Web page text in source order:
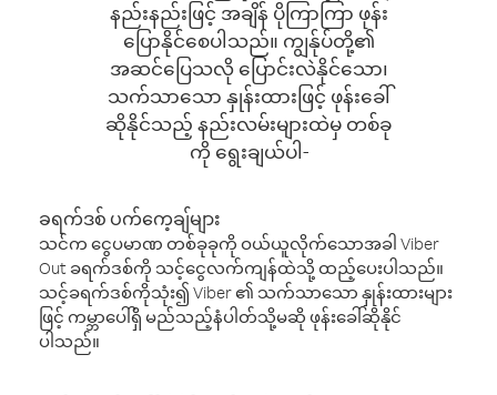
နည်းနည်းဖြင့် အချိန် ပိုကြာကြာ ဖုန်း
ပြောနိုင်စေပါသည်။ ကျွန်ုပ်တို့၏
အဆင်ပြေသလို ပြောင်းလဲနိုင်သော၊
သက်သာသော နှုန်းထားဖြင့် ဖုန်းခေါ်
ဆိုနိုင်သည့် နည်းလမ်းများထဲမှ တစ်ခု
ကို ရွေးချယ်ပါ-
ခရက်ဒစ် ပက်ကေ့ချ်များ
သင်က ငွေပမာဏ တစ်ခုခုကို ဝယ်ယူလိုက်သောအခါ Viber
Out ခရက်ဒစ်ကို သင့်ငွေလက်ကျန်ထဲသို့ ထည့်ပေးပါသည်။
သင့်ခရက်ဒစ်ကိုသုံး၍ Viber ၏ သက်သာသော နှုန်းထားများ
ဖြင့် ကမ္ဘာပေါ်ရှိ မည်သည့်နံပါတ်သို့မဆို ဖုန်းခေါ်ဆိုနိုင်
ပါသည်။